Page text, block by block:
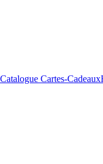
Catalogue Cartes-Cadeaux